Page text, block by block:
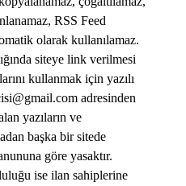
RSS Feed
olarak kullanılamaz.
siteye link verilmesi
kullanmak için yazılı
adresinden
yazıların ve
başka bir sitede
göre yasaktır.
ise ilan sahiplerine